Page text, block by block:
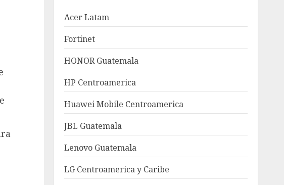
Acer Latam
Fortinet
HONOR Guatemala
HP Centroamerica
Huawei Mobile Centroamerica
JBL Guatemala
Lenovo Guatemala
LG Centroamerica y Caribe